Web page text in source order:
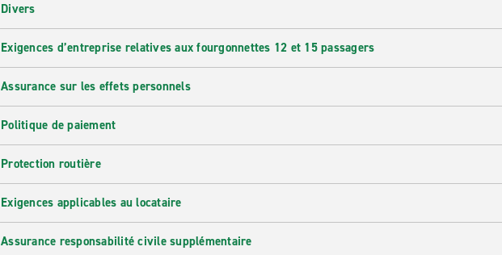
Divers
Exigences d’entreprise relatives aux fourgonnettes 12 et 15 passagers
Assurance sur les effets personnels
Politique de paiement
Protection routière
Exigences applicables au locataire
Assurance responsabilité civile supplémentaire